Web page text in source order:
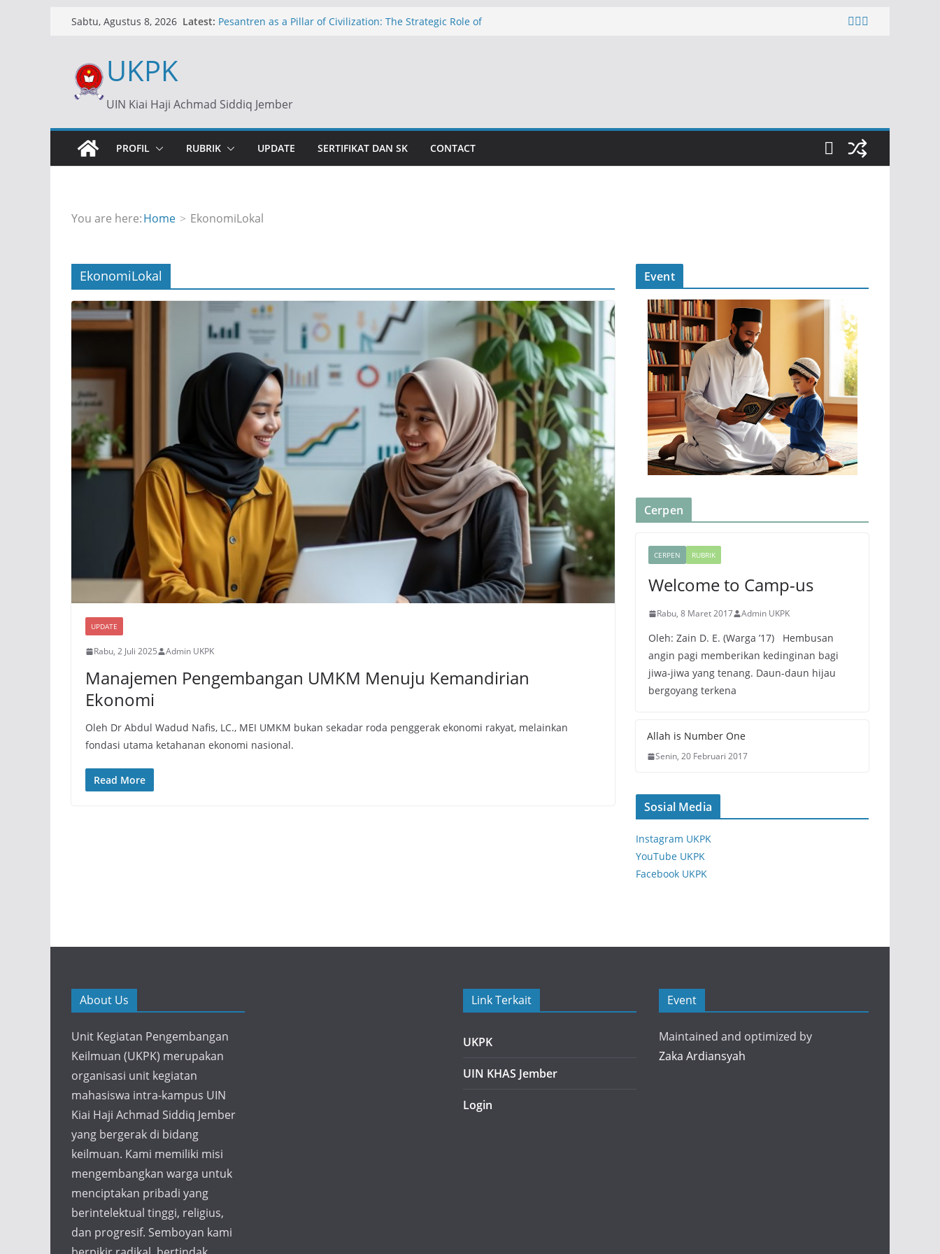
Sabtu, Agustus 8, 2026 Latest: Pesantren as a Pillar of Civilization: The Strategic Role of
of an Economic Crisis
للمعاهد الإسلامية في التعليم بإندونيسيا
UKPK
UIN Kiai Haji Achmad Siddiq Jember
PROFIL RUBRIK UPDATE SERTIFIKAT DAN SK CONTACT
You are here:Home EkonomiLokal
EkonomiLokal
UPDATE
Rabu, 2 Juli 2025 Admin UKPK
Manajemen Pengembangan UMKM Menuju Kemandirian
Ekonomi
Oleh Dr Abdul Wadud Nafis, LC., MEI UMKM bukan sekadar roda penggerak ekonomi rakyat, melainkan
fondasi utama ketahanan ekonomi nasional.
Read More
Event
Cerpen
CERPEN RUBRIK
Welcome to Camp-us
Rabu, 8 Maret 2017 Admin UKPK
Oleh: Zain D. E. (Warga ’17) Hembusan
angin pagi memberikan kedinginan bagi
jiwa-jiwa yang tenang. Daun-daun hijau
bergoyang terkena
Allah is Number One
Senin, 20 Februari 2017
Sosial Media
Instagram UKPK
YouTube UKPK
Facebook UKPK
About Us
Unit Kegiatan Pengembangan
Keilmuan (UKPK) merupakan
organisasi unit kegiatan
mahasiswa intra-kampus UIN
Kiai Haji Achmad Siddiq Jember
yang bergerak di bidang
keilmuan. Kami memiliki misi
mengembangkan warga untuk
menciptakan pribadi yang
berintelektual tinggi, religius,
dan progresif. Semboyan kami
Link Terkait
UKPK
UIN KHAS Jember
Login
Event
Maintained and optimized by
Zaka Ardiansyah